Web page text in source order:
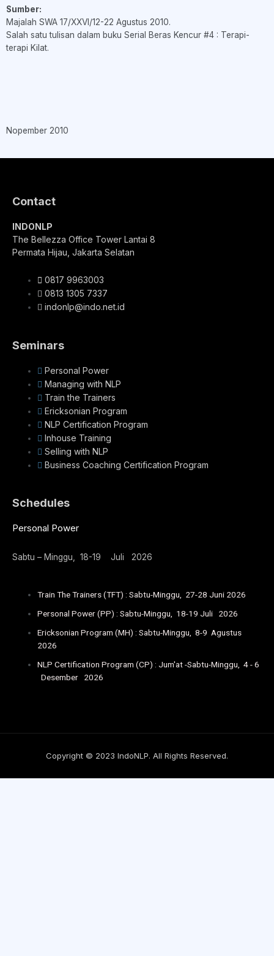
Sumber:
Majalah SWA 17/XXVI/12-22 Agustus 2010.
Salah satu tulisan dalam buku Serial Beras Kencur #4 : Terapi-
terapi Kilat.
Nopember 2010
Contact
INDONLP
The Bellezza Office Tower Lantai 8
Permata Hijau, Jakarta Selatan
0817 9963003
0813 1305 7337
indonlp@indo.net.id
Seminars
Personal Power
Managing with NLP
Train the Trainers
Ericksonian Program
NLP Certification Program
Inhouse Training
Selling with NLP
Business Coaching Certification Program
Schedules
Personal Power
Sabtu – Minggu, 18-19 Juli 2026
Train The Trainers (TFT) : Sabtu-Minggu, 27-28 Juni 2026
Personal Power (PP) : Sabtu-Minggu, 18-19 Juli 2026
Ericksonian Program (MH) : Sabtu-Minggu, 8-9 Agustus
2026
NLP Certification Program (CP) : Jum'at -Sabtu-Minggu, 4 - 6
Desember 2026
Copyright © 2023 IndoNLP. All Rights Reserved.